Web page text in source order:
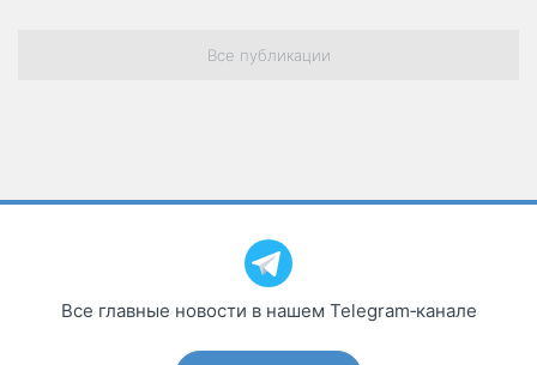
Спецтехника
Все публикации
Все главные новости в нашем Telegram‑канале